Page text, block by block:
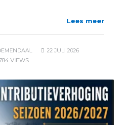
Lees meer
22 JULI 2026
VIEWS